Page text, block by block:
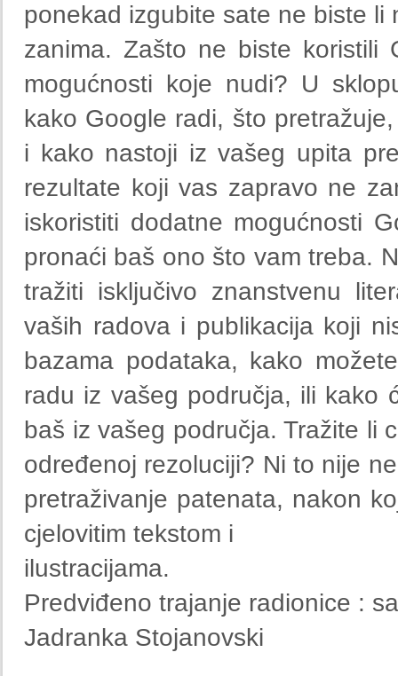
ponekad izgubite sate ne biste li
zanima. Zašto ne biste koristili
mogućnosti koje nudi? U
kako Google radi, što
i kako nastoji iz vašeg upita
rezultate koji vas zapravo ne
iskoristiti dodatne mogućnosti
pronaći baš ono što vam treba.
tražiti isključivo znanstvenu
vaših radova i publikacija koji
bazama podataka, kako
radu iz vašeg područja, ili kako
baš iz vašeg područja. Tražite li
određenoj rezoluciji? Ni to nije
pretraživanje patenata, nakon
cjelovitim tekstom i
ilustracijama.
Predviđeno trajanje radionice :
Jadranka Stojanovski